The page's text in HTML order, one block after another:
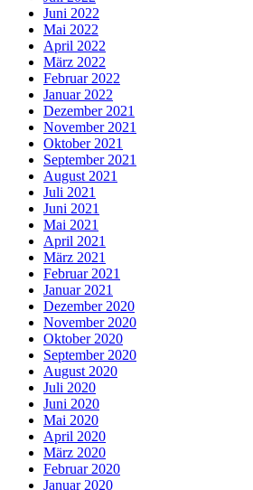
Juni 2022
Mai 2022
April 2022
März 2022
Februar 2022
Januar 2022
Dezember 2021
November 2021
Oktober 2021
September 2021
August 2021
Juli 2021
Juni 2021
Mai 2021
April 2021
März 2021
Februar 2021
Januar 2021
Dezember 2020
November 2020
Oktober 2020
September 2020
August 2020
Juli 2020
Juni 2020
Mai 2020
April 2020
März 2020
Februar 2020
Januar 2020